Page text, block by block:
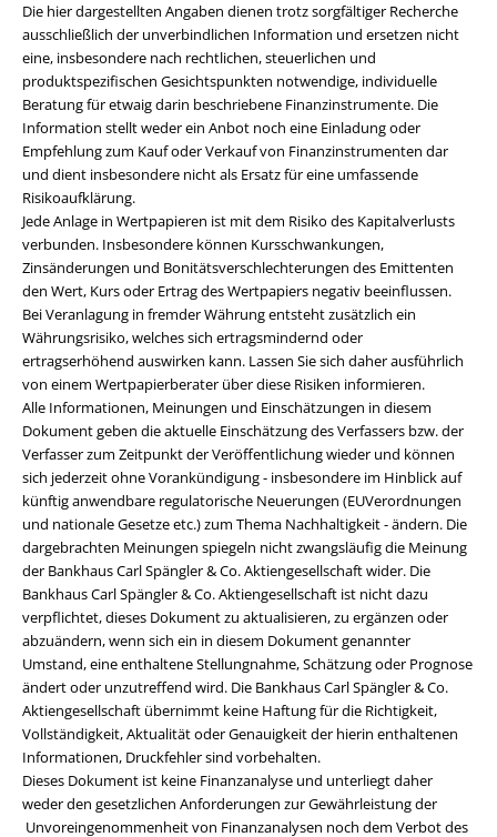
Die hier dargestellten Angaben dienen trotz sorgfältiger Recherche
ausschließlich der unverbindlichen Information und ersetzen nicht
eine, insbesondere nach rechtlichen, steuerlichen und
produktspezifischen Gesichtspunkten notwendige, individuelle
Beratung für etwaig darin beschriebene Finanzinstrumente. Die
Information stellt weder ein Anbot noch eine Einladung oder
Empfehlung zum Kauf oder Verkauf von Finanzinstrumenten dar
und dient insbesondere nicht als Ersatz für eine umfassende
Risikoaufklärung.
Jede Anlage in Wertpapieren ist mit dem Risiko des Kapitalverlusts
verbunden. Insbesondere können Kursschwankungen,
Zinsänderungen und Bonitätsverschlechterungen des Emittenten
den Wert, Kurs oder Ertrag des Wertpapiers negativ beeinflussen.
Bei Veranlagung in fremder Währung entsteht zusätzlich ein
Währungsrisiko, welches sich ertragsmindernd oder
ertragserhöhend auswirken kann. Lassen Sie sich daher ausführlich
von einem Wertpapierberater über diese Risiken informieren.
Alle Informationen, Meinungen und Einschätzungen in diesem
Dokument geben die aktuelle Einschätzung des Verfassers bzw. der
Verfasser zum Zeitpunkt der Veröffentlichung wieder und können
sich jederzeit ohne Vorankündigung - insbesondere im Hinblick auf
künftig anwendbare regulatorische Neuerungen (EUVerordnungen
und nationale Gesetze etc.) zum Thema Nachhaltigkeit - ändern. Die
dargebrachten Meinungen spiegeln nicht zwangsläufig die Meinung
der Bankhaus Carl Spängler & Co. Aktiengesellschaft wider. Die
Bankhaus Carl Spängler & Co. Aktiengesellschaft ist nicht dazu
verpflichtet, dieses Dokument zu aktualisieren, zu ergänzen oder
abzuändern, wenn sich ein in diesem Dokument genannter
Umstand, eine enthaltene Stellungnahme, Schätzung oder Prognose
ändert oder unzutreffend wird. Die Bankhaus Carl Spängler & Co.
Aktiengesellschaft übernimmt keine Haftung für die Richtigkeit,
Vollständigkeit, Aktualität oder Genauigkeit der hierin enthaltenen
Informationen, Druckfehler sind vorbehalten.
Dieses Dokument ist keine Finanzanalyse und unterliegt daher
weder den gesetzlichen Anforderungen zur Gewährleistung der
Unvoreingenommenheit von Finanzanalysen noch dem Verbot des